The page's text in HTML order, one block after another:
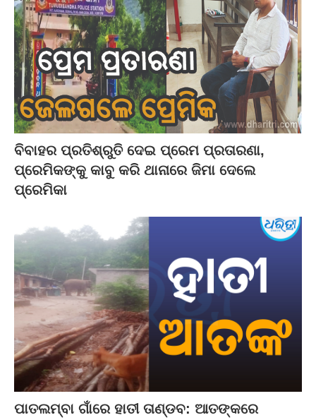
ବିବାହର ପ୍ରତିଶ୍ରୁତି ଦେଇ ପ୍ରେମ ପ୍ରତାରଣା,
ପ୍ରେମିକଙ୍କୁ କାବୁ କରି ଥାନାରେ ଜିମା ଦେଲେ
ପ୍ରେମିକା
ପାତଲମ୍ବା ଗାଁରେ ହାତୀ ତାଣ୍ଡବ: ଆତଙ୍କରେ